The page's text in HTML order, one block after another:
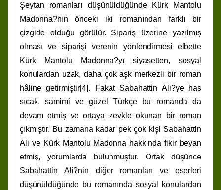
Şeytan romanları düşünüldüğünde Kürk Mantolu
Madonna?nın önceki iki romanından farklı bir
çizgide olduğu görülür. Sipariş üzerine yazılmış
olması ve siparişi verenin yönlendirmesi elbette
Kürk Mantolu Madonna?yı siyasetten, sosyal
konulardan uzak, daha çok aşk merkezli bir roman
hâline getirmiştir[4]. Fakat Sabahattin Ali?ye has
sıcak, samimi ve güzel Türkçe bu romanda da
devam etmiş ve ortaya zevkle okunan bir roman
çıkmıştır. Bu zamana kadar pek çok kişi Sabahattin
Ali ve Kürk Mantolu Madonna hakkında fikir beyan
etmiş, yorumlarda bulunmuştur. Ortak düşünce
Sabahattin Ali?nin diğer romanları ve eserleri
düşünüldüğünde bu romanında sosyal konulardan